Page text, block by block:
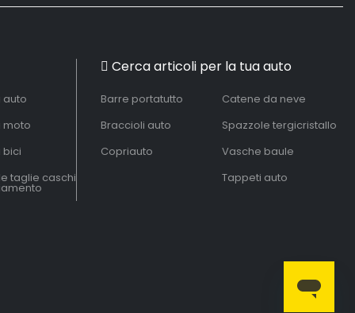
auto
moto
bici
taglie caschi
Cerca articoli per la tua auto
Barre portatutto
Braccioli auto
Copriauto
Catene da neve
Spazzole tergicristallo
Vasche baule
Tappeti auto